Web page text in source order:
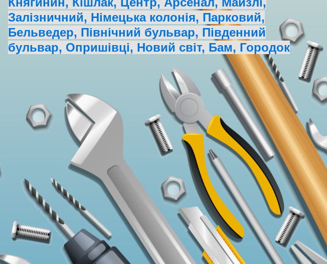
Залізничний, Німецька колонія, Парковий,
Бельведер, Північний бульвар, Південний
бульвар, Опришівці, Новий світ, Бам, Городок